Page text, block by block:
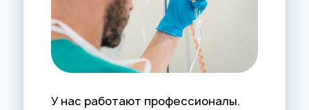
У нас работают профессионалы.